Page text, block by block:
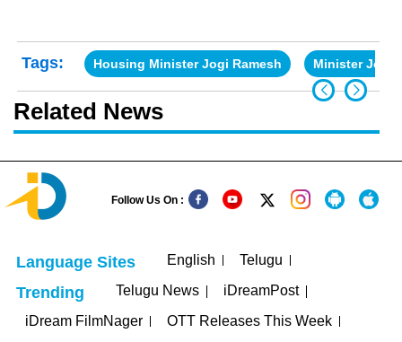
Tags: Housing Minister Jogi Ramesh Minister Jogi
Related News
Follow Us On :
Language Sites English Telugu
Trending Telugu News
iDreamPost
iDream FilmNager
OTT Releases This Week